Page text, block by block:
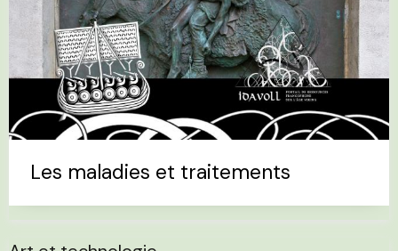
Les maladies et traitements